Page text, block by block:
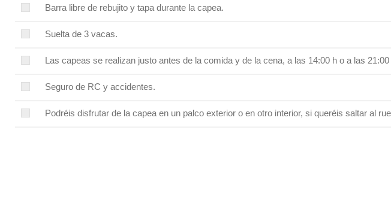
Barra libre de rebujito y tapa durante la capea.
Suelta de 3 vacas.
Las capeas se realizan justo antes de la comida y de la cena, a las 14:00 h o a las 21:00
Seguro de RC y accidentes.
Podréis disfrutar de la capea en un palco exterior o en otro interior, si queréis saltar al